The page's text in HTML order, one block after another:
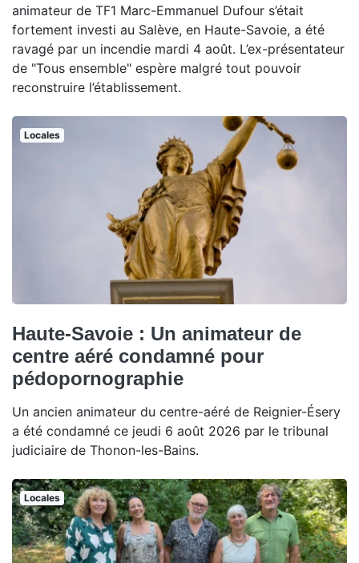
animateur de TF1 Marc-Emmanuel Dufour s’était
fortement investi au Salève, en Haute-Savoie, a été
ravagé par un incendie mardi 4 août. L’ex-présentateur
de "Tous ensemble" espère malgré tout pouvoir
reconstruire l’établissement.
Locales
Haute-Savoie : Un animateur de
centre aéré condamné pour
pédopornographie
Un ancien animateur du centre-aéré de Reignier-Ésery
a été condamné ce jeudi 6 août 2026 par le tribunal
judiciaire de Thonon-les-Bains.
Locales